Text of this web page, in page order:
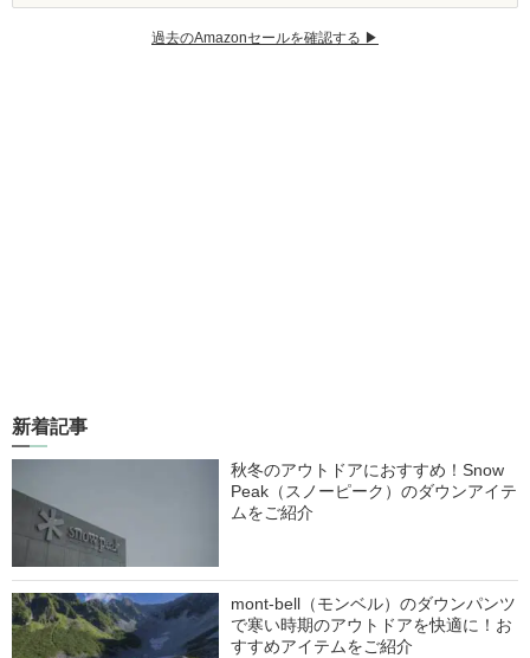
過去のAmazonセールを確認する ▶︎
新着記事
秋冬のアウトドアにおすすめ！Snow
Peak（スノーピーク）のダウンアイテ
ムをご紹介
mont-bell（モンベル）のダウンパンツ
で寒い時期のアウトドアを快適に！お
すすめアイテムをご紹介